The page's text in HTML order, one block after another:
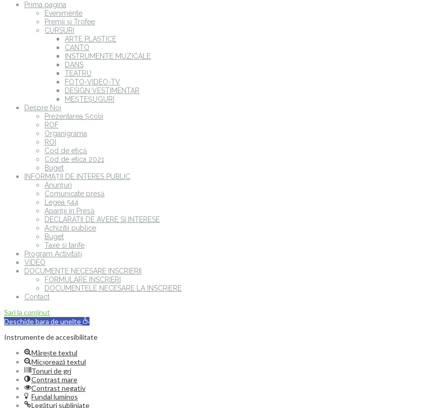
Prima pagina
Evenimente
Premii și Trofee
CURSURI
ARTE PLASTICE
CANTO
INSTRUMENTE MUZICALE
DANS
TEATRU
FOTO-VIDEO-TV
DESIGN VESTIMENTAR
MEȘTEȘUGURI
Despre Noi
Prezentarea Școlii
ROF
Organigrama
ROI
Cod de etică
Cod de etica 2021
Buget
INFORMAȚII DE INTERES PUBLIC
Anunțuri
Comunicate presă
Legea 544
Apariții în Presă
DECLARATII DE AVERE SI INTERESE
Achizitii publice
Buget
Taxe si tarife
Program Activități
VIDEO
DOCUMENTE NECESARE INSCRIERII
FORMULARE INSCRIERI
DOCUMENTELE NECESARE LA INSCRIERE
Contact
Sari la conținut
Deschide bara de unelte
Instrumente de accesibilitate
Mărește textul
Micșorează textul
Tonuri de gri
Contrast mare
Contrast negativ
Fundal luminos
Legături subliniate